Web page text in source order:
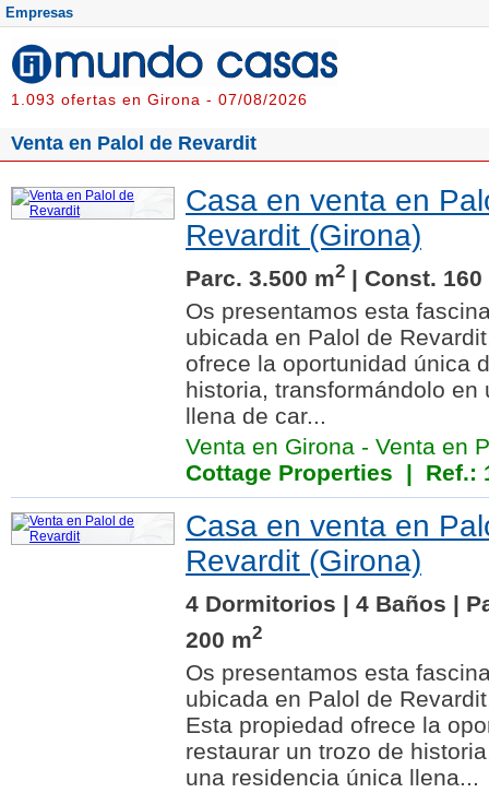
Empresas
1.093 ofertas en Girona - 07/08/2026
Venta en Palol de Revardit
Casa en venta en
Revardit (Girona)
Parc. 3.500 m2 | Const. 160
Os presentamos esta
ubicada en Palol de
ofrece la oportunidad única
historia, transformándolo en
llena de car...
Venta en Girona - Venta en
Cottage Properties | Ref.:
Casa en venta en
Revardit (Girona)
4 Dormitorios | 4 Baños |
200 m2
Os presentamos esta
ubicada en Palol de
Esta propiedad ofrece la
restaurar un trozo de
una residencia única llena...